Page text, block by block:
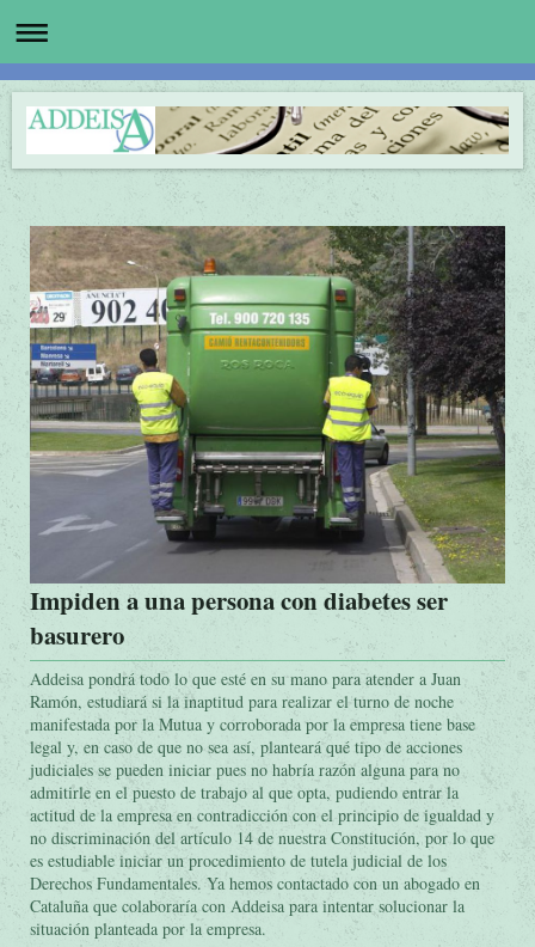
Impiden a una persona con diabetes ser
basurero
Addeisa pondrá todo lo que esté en su mano para atender a Juan
Ramón, estudiará si la inaptitud para realizar el turno de noche
manifestada por la Mutua y corroborada por la empresa tiene base
legal y, en caso de que no sea así, planteará qué tipo de acciones
judiciales se pueden iniciar pues no habría razón alguna para no
admitirle en el puesto de trabajo al que opta, pudiendo entrar la
actitud de la empresa en contradicción con el principio de igualdad y
no discriminación del artículo 14 de nuestra Constitución, por lo que
es estudiable iniciar un procedimiento de tutela judicial de los
Derechos Fundamentales. Ya hemos contactado con un abogado en
Cataluña que colaboraría con Addeisa para intentar solucionar la
situación planteada por la empresa.